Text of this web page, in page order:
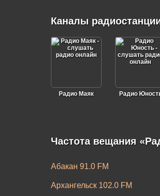
Каналы
Радио Маяк Радио
Частота вещания
Абакан 91.0 FM
Архангельск 102.0 FM